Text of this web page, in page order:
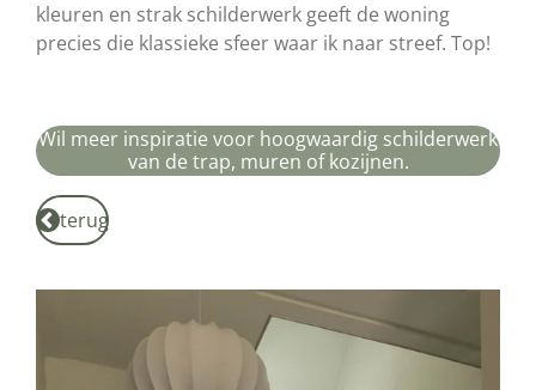
kleuren en strak schilderwerk geeft de woning
precies die klassieke sfeer waar ik naar streef. Top!
Wil meer inspiratie voor hoogwaardig schilderwerk
van de trap, muren of kozijnen.
terug